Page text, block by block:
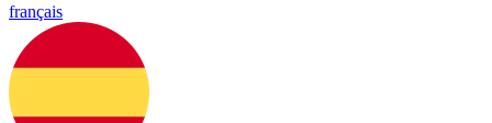
français